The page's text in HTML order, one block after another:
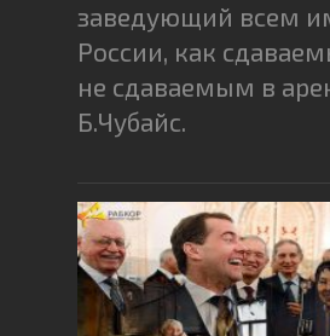
заведующий всем
России, как
не сдаваемым в
Б.Чубайс.